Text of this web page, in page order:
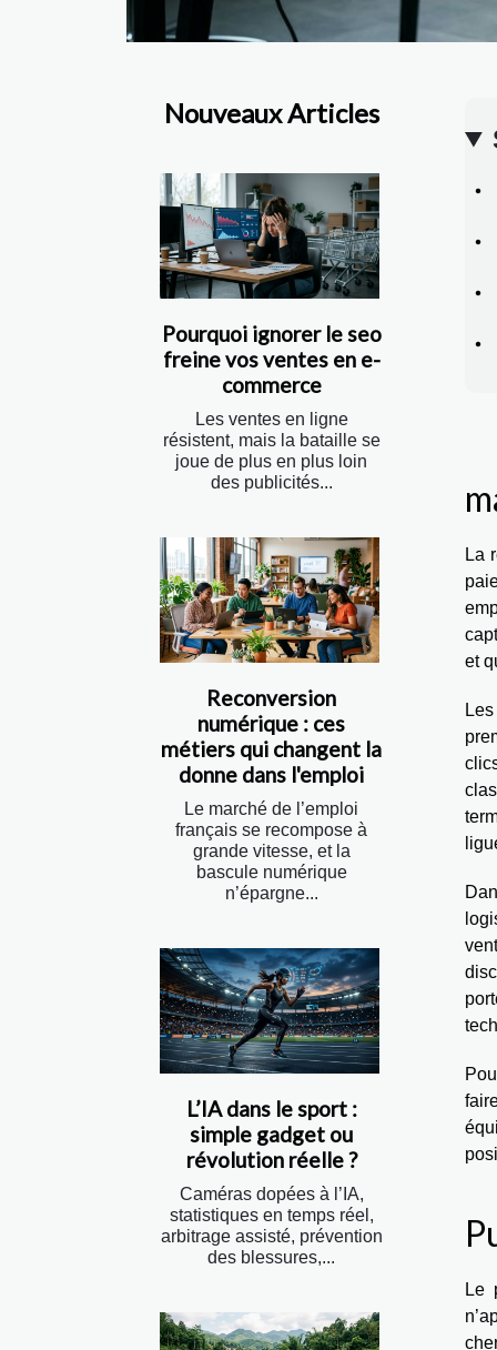
Nouveaux Articles
Pourquoi ignorer le seo
freine vos ventes en e-
commerce
Les ventes en ligne
résistent, mais la bataille se
joue de plus en plus loin
des publicités...
Reconversion
numérique : ces
métiers qui changent la
donne dans l'emploi
Le marché de l’emploi
français se recompose à
grande vitesse, et la
bascule numérique
n’épargne...
L’IA dans le sport :
simple gadget ou
révolution réelle ?
Caméras dopées à l’IA,
statistiques en temps réel,
arbitrage assisté, prévention
des blessures,...
La
et
Le